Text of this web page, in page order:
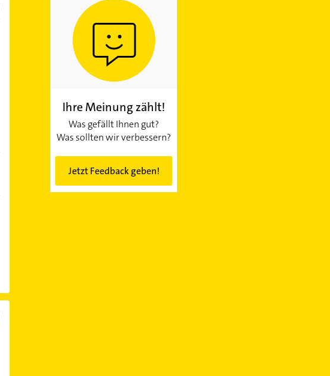
Ihre Meinung zählt!
Was gefällt Ihnen gut?
Was sollten wir verbessern?
Jetzt Feedback geben!